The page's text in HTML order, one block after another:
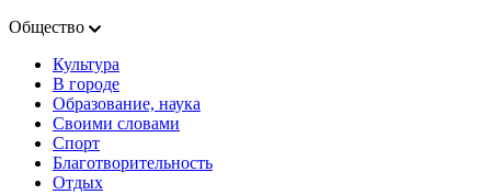
Общество
Культура
В городе
Образование, наука
Своими словами
Спорт
Благотворительность
Отдых